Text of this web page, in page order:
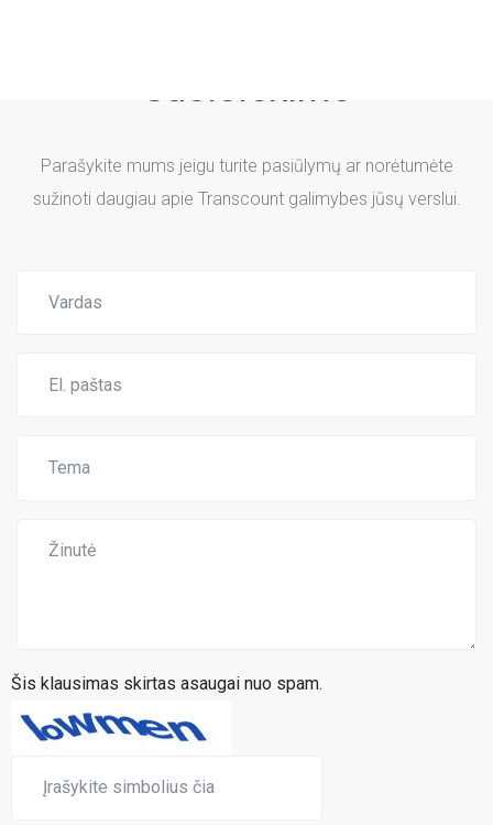
Susisiekime
Parašykite mums jeigu turite pasiūlymų ar norėtumėte
sužinoti daugiau apie Transcount galimybes jūsų verslui.
Šis klausimas skirtas asaugai nuo spam.